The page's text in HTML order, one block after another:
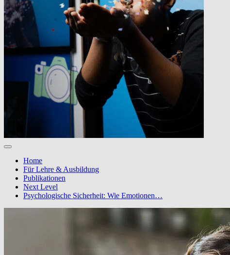
Home
Für Lehre & Ausbildung
Publikationen
Next Level
Psychologische Sicherheit: Wie Emotionen…